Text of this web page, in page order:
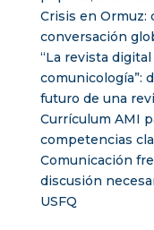
Crisis en Ormuz:
conversación
“La revista
comunicología”:
futuro de una
Currículum AMI
competencias
Comunicación
discusión
USFQ